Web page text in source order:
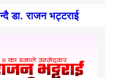
डा. राजन भट्टराई